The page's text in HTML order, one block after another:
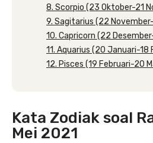
8. Scorpio (23 Oktober-21
9. Sagitarius (22
10. Capricorn (22
11. Aquarius (20 Januari-18
12. Pisces (19 Februari-20
Kata Zodiak soal
Mei 2021